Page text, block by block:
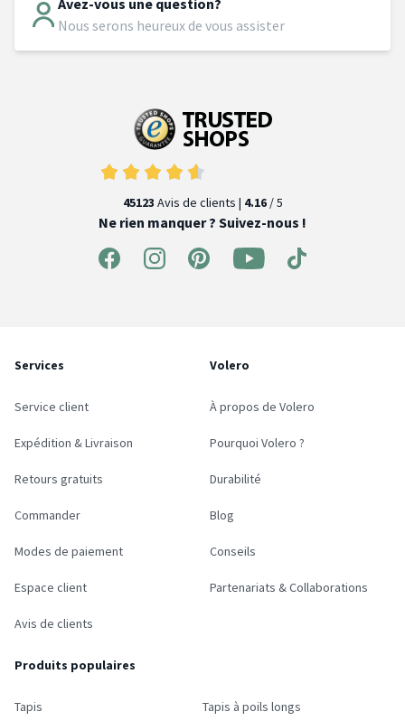
Avez-vous une question?
Nous serons heureux de vous assister
45123 Avis de clients | 4.16/ 5
Ne rien manquer ? Suivez-nous !
Services
Service client
Expédition & Livraison
Retours gratuits
Commander
Modes de paiement
Espace client
Avis de clients
Volero
À propos de Volero
Pourquoi Volero ?
Durabilité
Blog
Conseils
Partenariats & Collaborations
Produits populaires
Tapis Tapis à poils longs